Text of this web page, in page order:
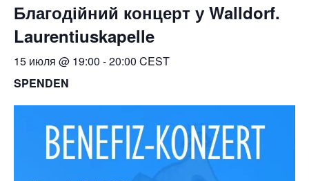
Благодійний концерт у Walldorf.
Laurentiuskapelle
15 июля @ 19:00 -20:00 CEST
SPENDEN